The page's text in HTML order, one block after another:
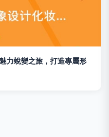
力蛻變之旅，打造專屬形